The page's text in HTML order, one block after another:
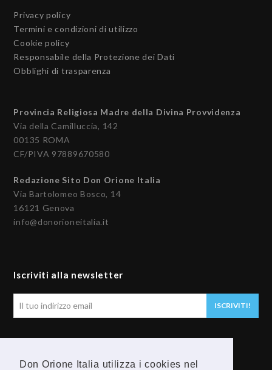
Don Orione Italia utilizza i cookies nel
Privacy policy
Termini e condizioni di utilizzo
Cookie policy
Responsabile della Protezione dei Dati
Obblighi di trasparenza
Provincia Religiosa Madre della Divina Provvidenza
Via della Camilluccia, 142
00135 ROMA
CF/PIVA 97889670580
Redazione Sito Don Orione Italia
Via Bartolomeo Bosco, 14
16121 Genova
info@donorioneitalia.it
Iscriviti alla newsletter
ISCRIVITI!